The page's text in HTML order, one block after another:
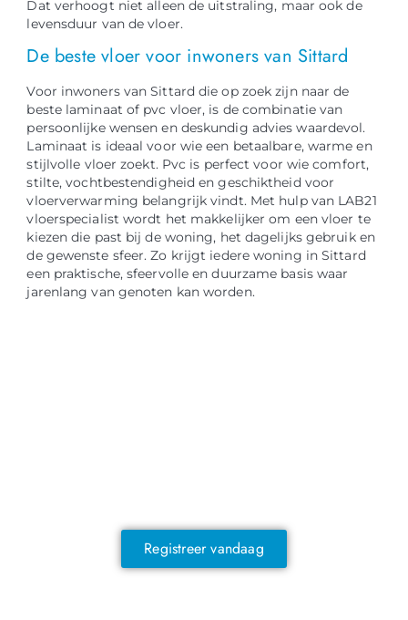
Dat verhoogt niet alleen de uitstraling, maar ook de
levensduur van de vloer.
De beste vloer voor inwoners van Sittard
Voor inwoners van Sittard die op zoek zijn naar de
beste laminaat of pvc vloer, is de combinatie van
persoonlijke wensen en deskundig advies waardevol.
Laminaat is ideaal voor wie een betaalbare, warme en
stijlvolle vloer zoekt. Pvc is perfect voor wie comfort,
stilte, vochtbestendigheid en geschiktheid voor
vloerverwarming belangrijk vindt. Met hulp van LAB21
vloerspecialist wordt het makkelijker om een vloer te
kiezen die past bij de woning, het dagelijks gebruik en
de gewenste sfeer. Zo krijgt iedere woning in Sittard
een praktische, sfeervolle en duurzame basis waar
jarenlang van genoten kan worden.
Registreer vandaag